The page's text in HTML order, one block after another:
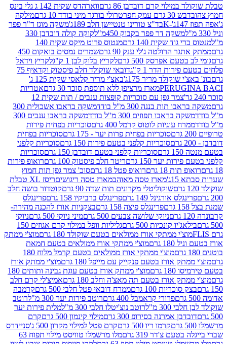
קרם דובדבן 86 גרם
ווארהדס שקית 142 ג גלי בינס
דבש 30 גרם עמק חפר
טרולי בורגר מיני בודד 10 גרם
מילקה
בד"צ טורינו טנטיישן חלב 189ג'
משקה מוגז ד"ר פפר
משקה דר פפר בקבוק 450מ"ל
קוקה קולה דובדבן 330
גוד שקית 140 גרם
מנטוס פרוט מיקס שקית 140
הרולטה ג'לי ענק 90 גרם
שמרים נמסים בואקום 450
אפרסק 500 גרם
לקריץ בלוק לבן 1 ק"ג
לקריץ וידאל
הדר 1 ק"ג
דובאי שוקולד חלב פיסטוק וקדאיף 75
שוקולד מריר 175ג'
באצ'י מריר קלאסי שקית 125 ג'
מארז מרציפן ללא תוספת סוכר 30 גרם
אטריות
צמר גפן עם סוכריות קופצות ענבים / תות שקית 12
תות בננה 300 מ"ל בודד
משקה בראבו אשכולית 300
בראבו תפוזים 300 מ"ל בודד
משקה בראבו ענבים 300
עוגיות לוטוס קרמל 400 גרם
סוכריות בפחית פירות
סוכריות בפחית פרות יער - 175 גרם
סוכריות בפחית
סוכריות קלפני בטעם פירות 150 גרם
סוכריות קלפני
סוכריות קלפני בטעם דובדבן 150 גרם
סוכריות
יער 150 גרם
ריטר חלב פיסטוק 100 גרם
רואופ פירות
תות 18 גרם
רואופ פטל 18 גרם
סוכ' צמר גפן תות חמוץ
מארז טסה מאוהב מארז טסה ריגושים
ריסז XL טבלת
שוקוליטלי מקרונים תות שדה 90 גרם
קוטדור בושה חלב
אורגינל 149 גרם
פרינגלס ברביקיו 158 גרם
פרינגלס
פרינגלס פיצה 158 גרם
בצקניות אורז להכנה מהירה-
ניוקי שלושה צבעים 500 גרם
מיני ניוקי 500 גרם
ניוקי
קונכיות 500 גרם
גליליות וופל במילוי קרם אגוזים 150
ממתקי אורז ממולאים בטעם שוקולד 180 גרם
מוצ'י ממתק
גרם
מוצ'י ממתקי אורז ממולאים בטעם חמאת
מוצ'י ממתקי אורז ממולאים בטעם קרמל מלוח 180
אורז בטעם פנקייק עם מייפל 180 גרם
מוצ'י ממתק אורז
גרם
מוצ'י ממתק אורז בטעם עוגת גבינה ותותים 180
אורז בטעם תה מאצ'ה וחלב 180 גרם
אמיצ'לי קרם חלב
סוכריות 100 גרם
ממרח דובאי פטל חלבי 500 גרם
קרמבה
פרורי קראמבל 400 גרם
רוטב פירות יער 300 מ"ל
רוטב
300 מ"ל
רוטב נוצ'יטלו חלבי 300 מ"ל
מלית פירות יער
אמרנה בסירופ 300 גרם
מילוי קינמון 500 גרם
קרם
קרמו ריו 500 גרם
קרם פטל למילוי מקרון 500 ג'
סניידרס
צ'דר 319 גרם
מלו מרשמלו טוויסט מילוי תפוח 63